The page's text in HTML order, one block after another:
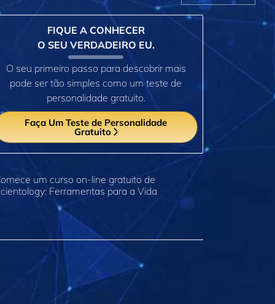
FIQUE A CONHECER
O SEU VERDADEIRO EU.
O seu primeiro passo para descobrir mais
pode ser tão simples como um teste de
personalidade gratuito.
Faça Um Teste de Personalidade
Gratuito
um curso on‑line gratuito de
Ferramentas para a Vida